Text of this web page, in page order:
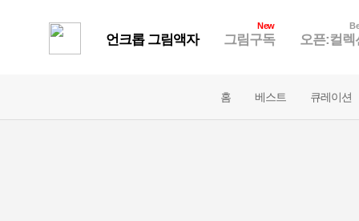
언크롭 그림액자
New
그림구독 오픈:컬렉
홈 베스트 큐레이션